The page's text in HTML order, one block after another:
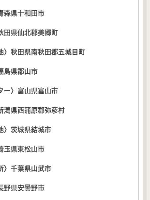
森県十和田市
田県仙北郡美郷町
〉秋田県南秋田郡五城目町
島県郡山市
ー〉富山県富山市
潟県西蒲原郡弥彦村
〉茨城県結城市
玉県東松山市
〉千葉県山武市
野県安曇野市